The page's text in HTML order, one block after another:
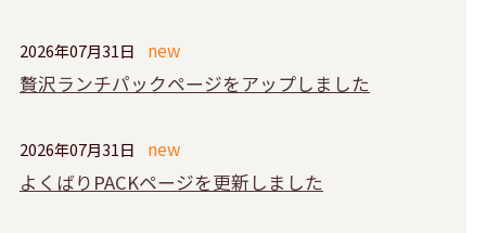
2026年07月31日
贅沢ランチパックページをアップしました
2026年07月31日
よくばりPACKページを更新しました